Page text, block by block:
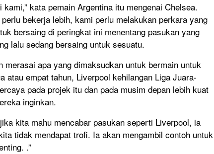
kata pemain Argentina itu mengenai Chelsea.
bekerja lebih, kami perlu melakukan perkara yang
bersaing di peringkat ini menentang pasukan yang
lalu sedang bersaing untuk sesuatu.
merasai apa yang dimaksudkan untuk bermain untuk
atau empat tahun, Liverpool kehilangan Liga Juara-
pada projek itu dan pada musim depan lebih kuat
inginkan.
kita mahu mencabar pasukan seperti Liverpool, ia
tidak mendapat trofi. Ia akan mengambil contoh untuk
.”